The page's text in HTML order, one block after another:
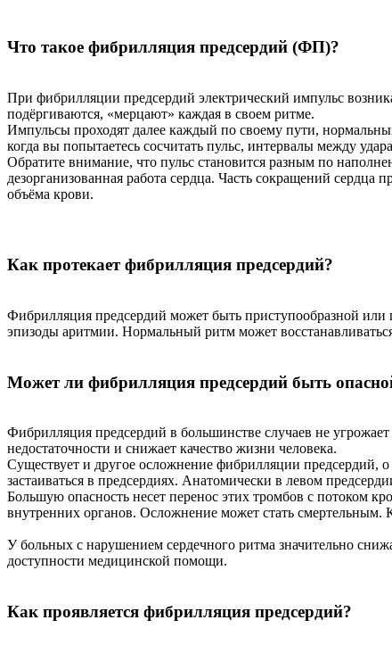
Что такое фибрилляция предсердий (ФП)?
При фибрилляции предсердий электрический импульс
подёргиваются, «мерцают» каждая в своем ритме.
Импульсы проходят далее каждый по своему пути,
когда вы попытаетесь сосчитать пульс, интервалы между
Обратите внимание, что пульс становится разным по
дезорганизованная работа сердца. Часть сокращений сердца
объёма крови.
Как протекает фибрилляция предсердий?
Фибрилляция предсердий может быть приступообразной или
эпизоды аритмии. Нормальный ритм может
Может ли фибрилляция предсердий быть
Фибрилляция предсердий в большинстве случаев не
недостаточности и снижает качество жизни человека.
Существует и другое осложнение фибрилляции предсердий,
застаиваться в предсердиях. Анатомически в левом
Большую опасность несет перенос этих тромбов с потоком
внутренних органов. Осложнение может стать смертельным.
У больных с нарушением сердечного ритма значительно
доступности медицинской помощи.
Как проявляется фибрилляция предсердий?